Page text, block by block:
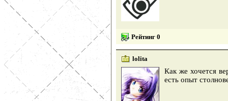
Рейтинг 0
lolita
Как же хочется
есть опыт